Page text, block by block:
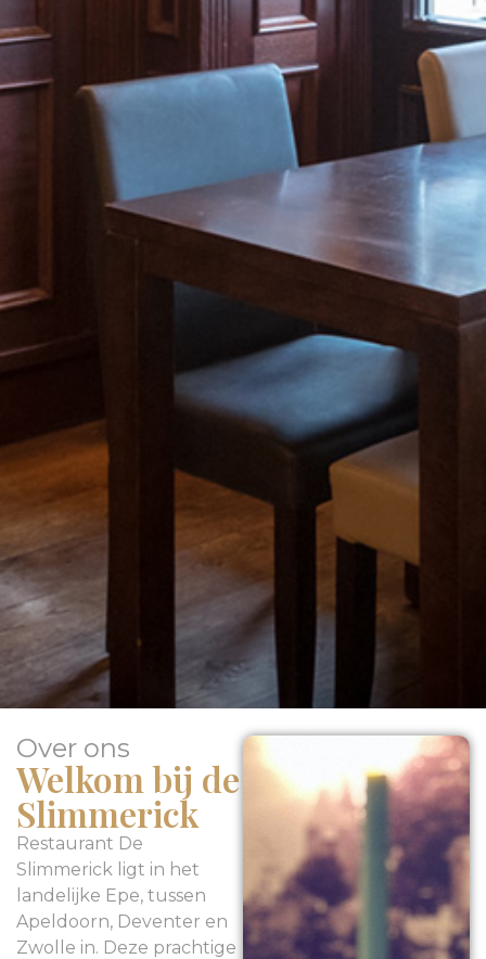
Over ons
Welkom bij de
Slimmerick
Restaurant De
Slimmerick ligt in het
landelijke Epe, tussen
Apeldoorn, Deventer en
Zwolle in. Deze prachtige